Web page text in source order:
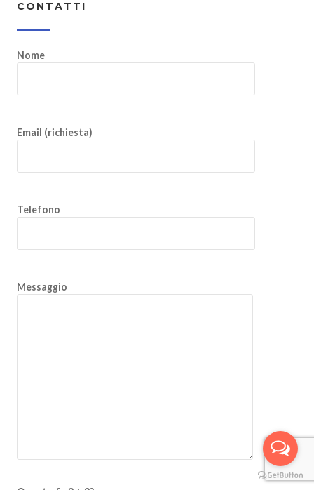
CONTATTI
Nome
Email (richiesta)
Telefono
Messaggio